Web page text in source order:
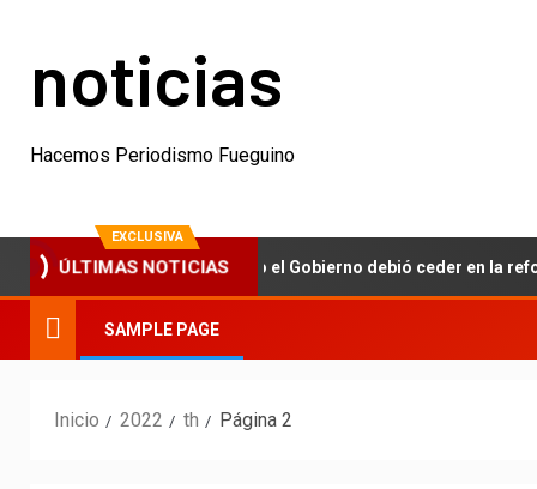
noticias
Hacemos Periodismo Fueguino
EXCLUSIVA
ÚLTIMAS NOTICIAS
privada, pero el Gobierno debió ceder en la reforma del
SAMPLE PAGE
Inicio 2022 th Página 2